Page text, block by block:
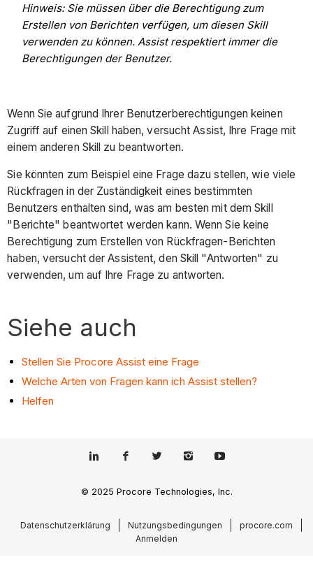
Hinweis: Sie müssen über die Berechtigung zum
Erstellen von Berichten verfügen, um diesen Skill
verwenden zu können. Assist respektiert immer die
Berechtigungen der Benutzer.
Wenn Sie aufgrund Ihrer Benutzerberechtigungen keinen
Zugriff auf einen Skill haben, versucht Assist, Ihre Frage mit
einem anderen Skill zu beantworten.
Sie könnten zum Beispiel eine Frage dazu stellen, wie viele
Rückfragen in der Zuständigkeit eines bestimmten
Benutzers enthalten sind, was am besten mit dem Skill
"Berichte" beantwortet werden kann. Wenn Sie keine
Berechtigung zum Erstellen von Rückfragen-Berichten
haben, versucht der Assistent, den Skill "Antworten" zu
verwenden, um auf Ihre Frage zu antworten.
Siehe auch
Stellen Sie Procore Assist eine Frage
Welche Arten von Fragen kann ich Assist stellen?
Helfen
© 2025 Procore Technologies, Inc.
Datenschutzerklärung Nutzungsbedingungen
procore.com
Anmelden